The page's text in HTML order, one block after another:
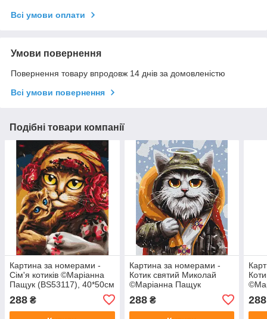
Всі умови оплати
Умови повернення
Повернення товару впродовж 14 днів за домовленістю
Всі умови повернення
Подібні товари компанії
Картина за номерами -
Сім'я котиків ©Маріанна
Пащук (BS53117), 40*50см
288 ₴
Картина за номерами -
Котик святий Миколай
©Маріанна Пащук
коробки
288₴ 288